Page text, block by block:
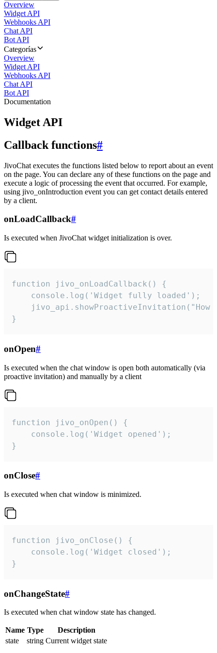
Overview
Widget API
Webhooks API
Chat API
Bot API
Categorías
Overview
Widget API
Webhooks API
Chat API
Bot API
Documentation
Widget API
Callback functions#
JivoChat executes the functions listed below to report about an event
on the page. You can declare any of these functions on the page and
execute a logic of processing the event that occurred. For example,
using jivo_onIntroduction event you can get contact details entered
by a client.
onLoadCallback#
Is executed when JivoChat widget initialization is over.
function jivo_onLoadCallback() {
    console.log('Widget fully loaded');
jivo_api.showProactiveInvitation("How
}
onOpen#
Is executed when the chat window is open both automatically (via
proactive invitation) and manually by a client
function jivo_onOpen() {
    console.log('Widget opened');
}
onClose#
Is executed when chat window is minimized.
function jivo_onClose() {
    console.log('Widget closed');
}
onChangeState#
Is executed when chat window state has changed.
Name Type
Description
state
string Current widget state